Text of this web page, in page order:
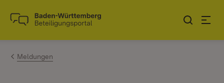
Zum Inhalt springen
Link zur Startseite
Meldungen